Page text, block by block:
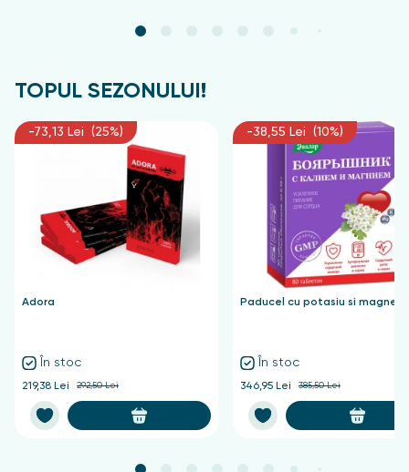
TOPUL SEZONULUI!
-73,13 Lei (25%)
Adora
În stoc
219,38 Lei 292,50 Lei
-38,55 Lei (10%)
Paducel cu potasiu si
În stoc
346,95 Lei 385,50 Lei